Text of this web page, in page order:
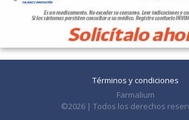
Términos y condiciones
Farmalium
©2026 | Todos los derechos